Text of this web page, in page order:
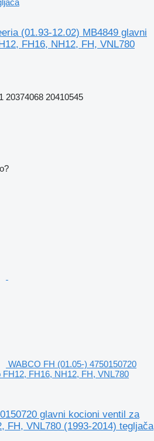
(01.93-12.02) MB4849 glavni
FH16, NH12, FH, VNL780
20374068 20410545
WABCO FH (01.05-) 4750150720
FH16, NH12, FH, VNL780
glavni kocioni ventil za
FH, VNL780 (1993-2014) tegljača